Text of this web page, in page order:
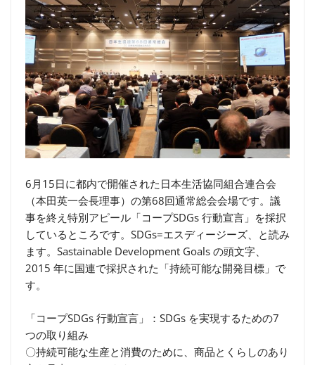
6月15日に都内で開催された日本生活協同組合連合会
（本田英一会長理事）の第68回通常総会会場です。議
事を終え特別アピール「コープSDGs 行動宣言」を採択
しているところです。SDGs=エスディージーズ、と読み
ます。Sastainable Development Goals の頭文字、
2015 年に国連で採択された「持続可能な開発目標」で
す。
「コープSDGs 行動宣言」：SDGs を実現するための7
つの取り組み
〇持続可能な生産と消費のために、商品とくらしのあり